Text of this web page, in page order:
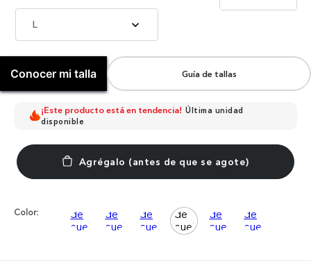
L
Conocer mi talla Guía de tallas
¡Este producto está en tendencia! Última unidad
disponible
Color: